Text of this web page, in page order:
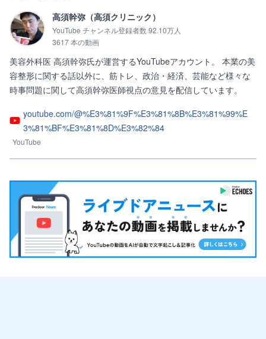
高須幹弥（高須クリニック）
YouTube チャンネル登録者数 92.10万人
3617 本の動画
美容外科医 高須幹弥氏が運営するYouTubeアカウント。 本業の美
容整形に関する話以外に、筋トレ、政治・経済、芸能など様々な
時事問題に関して高須幹弥医師視点の意見を配信しています。
youtube.com/@%E3%81%9F%E3%81%8B%E3%81%99%E
3%81%BF%E3%81%8D%E3%82%84
YouTube